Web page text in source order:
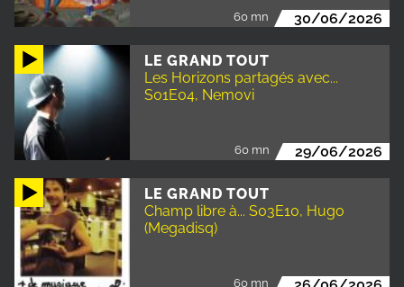
60 mn 30/06/2026
LE GRAND TOUT
Les Horizons partagés avec...
S01E04, Nemovi
60 mn 29/06/2026
LE GRAND TOUT
Champ libre à... S03E10, Hugo
(Megadisq)
60 mn